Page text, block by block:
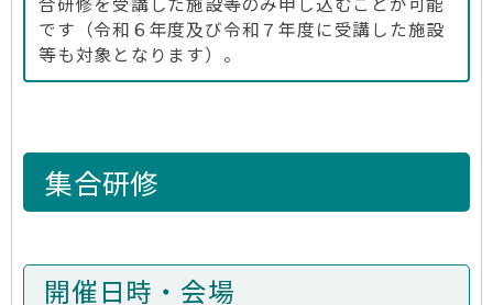
です（令和６年度及び令和７年度に受講した施設
等も対象となります）。
集合研修
開催日時・会場